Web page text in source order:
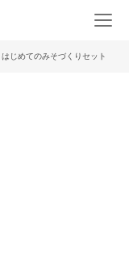
はじめてのみそづくりセット